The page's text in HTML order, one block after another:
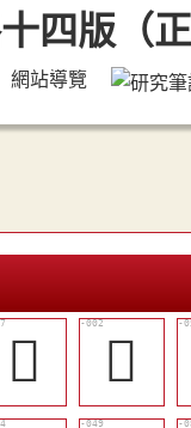
網站導覽
󱉠 𠷎